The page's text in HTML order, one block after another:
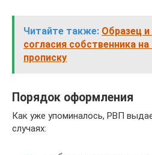
Читайте также: Образец и
согласия собственника
прописку
Порядок оформления
Как уже упоминалось, РВП
случаях: